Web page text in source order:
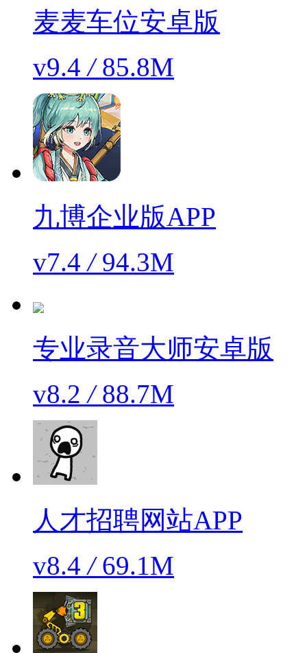
麦麦车位安卓版
v9.4/85.8M
九博企业版APP
v7.4/94.3M
专业录音大师安卓版
v8.2/88.7M
人才招聘网站APP
v8.4/69.1M